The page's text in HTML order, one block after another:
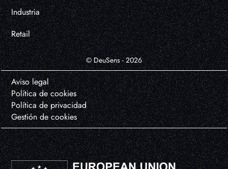
Industria
Retail
© DeuSens - 2026
Aviso legal
Política de cookies
Política de privacidad
Gestión de cookies